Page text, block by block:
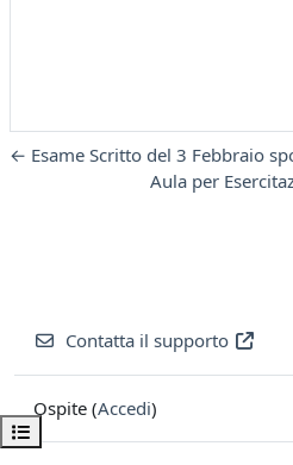
Apri indice del corso
← Esame Scritto del 3 Febbraio
Aula per
Contatta il supporto
Ospite (Accedi)